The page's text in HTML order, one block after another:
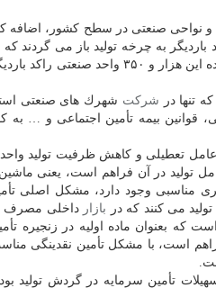
نواحی صنعتی در سطح كشور، اضافه
صنعتی راكد مستقر در شهرك های صنعتی تا آخر سال جاری هزار و ۳۵۰ واحد باردیگر به چرخه تولید
۹۴۰ واحد صنعتی در ۹ ماه سال جاری عملیاتی شده و امیدواریم تا آخر سال جاری باقی مانده
تنها در شركت شهرك های صنعتی
قوانین بیمه تأمین اجتماعی و … به
تعطیلی و كاهش ظرفیت تولید
در آن فراهم است، یعنی ماشین
مناسبی وجود دارد، مشكل اصلی
بازار داخلی مصرف
كه بعنوان ماده اولیه در زنجیره
آن مقدمات تولید فراهم است، با مشكل تأمین
تأمین سرمایه در گردش تولید